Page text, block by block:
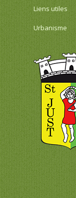
Liens utiles
Urbanisme